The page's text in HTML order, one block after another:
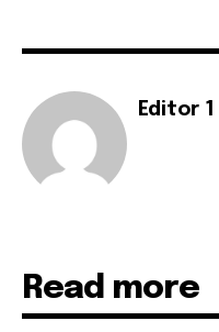
Editor 1
Read more